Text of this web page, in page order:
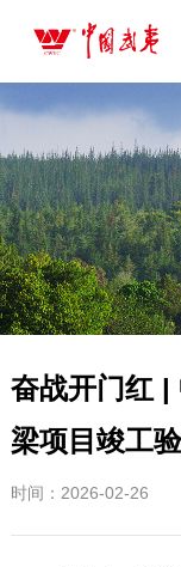
奋战开门红 |
梁项目竣工
时间：2026-02-26